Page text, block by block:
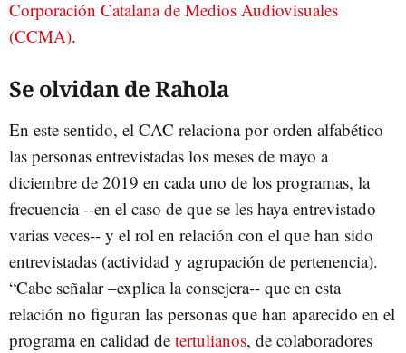
Corporación Catalana de Medios Audiovisuales
(CCMA).
Se olvidan de Rahola
En este sentido, el CAC relaciona por orden alfabético
las personas entrevistadas los meses de mayo a
diciembre de 2019 en cada uno de los programas, la
frecuencia --en el caso de que se les haya entrevistado
varias veces-- y el rol en relación con el que han sido
entrevistadas (actividad y agrupación de pertenencia).
“Cabe señalar –explica la consejera-- que en esta
relación no figuran las personas que han aparecido en el
programa en calidad de tertulianos, de colaboradores